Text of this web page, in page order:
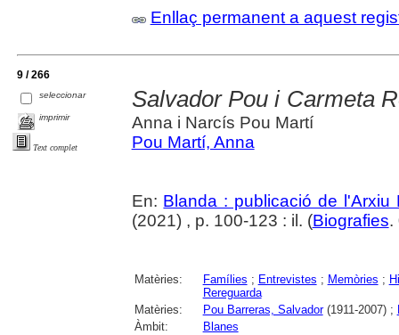
Enllaç permanent a aquest
9 / 266
seleccionar
imprimir
Text complet
Salvador Pou i Carmeta
Anna i Narcís Pou Martí
Pou Martí, Anna
En: Blanda : publicació de l'Arxiu
(2021) , p. 100-123 : il. (Biografies.
Matèries: Famílies ; Entrevistes ; Memòries ;
Rereguarda
Matèries:
Pou Barreras, Salvador(1911-2007) ;
Àmbit:
Blanes